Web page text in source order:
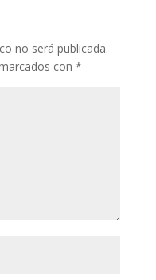
no será publicada.
con *